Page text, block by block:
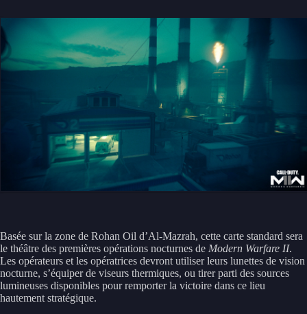
Basée sur la zone de Rohan Oil d’Al-Mazrah, cette carte standard sera
le théâtre des premières opérations nocturnes de Modern Warfare II.
Les opérateurs et les opératrices devront utiliser leurs lunettes de vision
nocturne, s’équiper de viseurs thermiques, ou tirer parti des sources
lumineuses disponibles pour remporter la victoire dans ce lieu
hautement stratégique.